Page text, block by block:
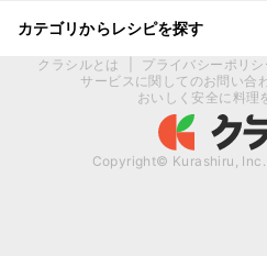
カテゴリからレシピを探す
クラシルとは プライバシーポリシ
サービスに関してのお問い合
おいしく安全に料理
Copyright© Kurashiru, Inc.